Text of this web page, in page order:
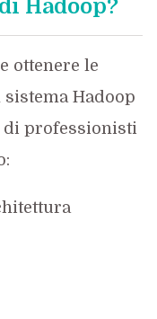
Hadoop?
ottenere le
Hadoop
di professionisti